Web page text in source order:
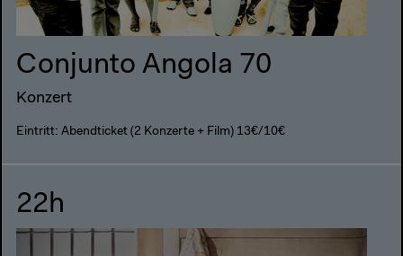
Conjunto Angola 70
Konzert
Eintritt: Abendticket (2 Konzerte + Film) 13€/10€
22h